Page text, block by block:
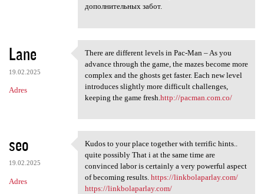
дополнительных забот.
Lane
19.02.2025
Adres
There are different levels in
There are different levels in Pac-Man – As you
advance through the game, the mazes become more
complex and the ghosts get faster. Each new level
introduces slightly more difficult challenges,
keeping the game fresh. http://pacman.com.co/
seo
19.02.2025
Adres
Kudos to your place together
Kudos to your place together with terrific hints..
quite possibly That i at the same time are
convinced labor is certainly a very powerful aspect
of becoming results. https://linkbolaparlay.com/
https://linkbolaparlay.com/